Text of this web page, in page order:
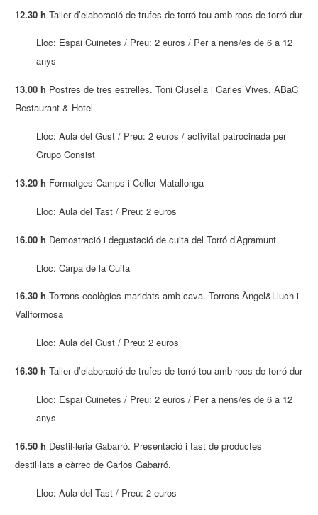
12.30 h Taller d’elaboració de trufes de torró tou amb rocs de torró dur
Lloc: Espai Cuinetes / Preu: 2 euros / Per a nens/es de 6 a 12
anys
13.00 h Postres de tres estrelles. Toni Clusella i Carles Vives, ABaC
Restaurant & Hotel
Lloc: Aula del Gust / Preu: 2 euros / activitat patrocinada per
Grupo Consist
13.20 h Formatges Camps i Celler Matallonga
Lloc: Aula del Tast / Preu: 2 euros
16.00 h Demostració i degustació de cuita del Torró d’Agramunt
Lloc: Carpa de la Cuita
16.30 h Torrons ecològics maridats amb cava. Torrons Àngel&Lluch i
Vallformosa
Lloc: Aula del Gust / Preu: 2 euros
16.30 h Taller d’elaboració de trufes de torró tou amb rocs de torró dur
Lloc: Espai Cuinetes / Preu: 2 euros / Per a nens/es de 6 a 12
anys
16.50 h Destil·leria Gabarró. Presentació i tast de productes
destil·lats a càrrec de Carlos Gabarró.
Lloc: Aula del Tast / Preu: 2 euros